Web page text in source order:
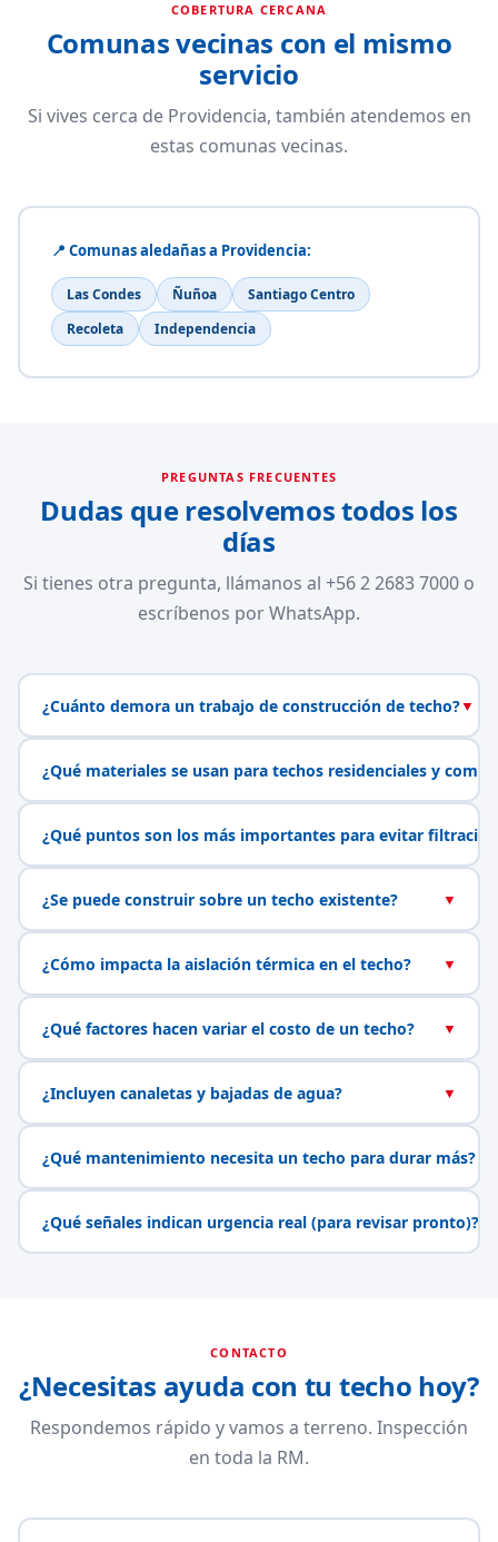
COBERTURA CERCANA
Comunas vecinas con el mismo
servicio
Si vives cerca de Providencia, también atendemos en
estas comunas vecinas.
📍 Comunas aledañas a Providencia:
Las Condes Ñuñoa
Santiago Centro
Recoleta
Independencia
PREGUNTAS FRECUENTES
Dudas que resolvemos todos los
días
Si tienes otra pregunta, llámanos al +56 2 2683 7000 o
escríbenos por WhatsApp.
¿Cuánto demora un trabajo de construcción de techo?▼
¿Qué materiales se usan para techos residenciales y
¿Qué puntos son los más importantes para evitar
¿Se puede construir sobre un techo existente? ▼
¿Cómo impacta la aislación térmica en el techo? ▼
¿Qué factores hacen variar el costo de un techo? ▼
¿Incluyen canaletas y bajadas de agua? ▼
¿Qué mantenimiento necesita un techo para durar más?▼
¿Qué señales indican urgencia real (para revisar pronto)?
CONTACTO
¿Necesitas ayuda con tu techo hoy?
Respondemos rápido y vamos a terreno. Inspección
en toda la RM.